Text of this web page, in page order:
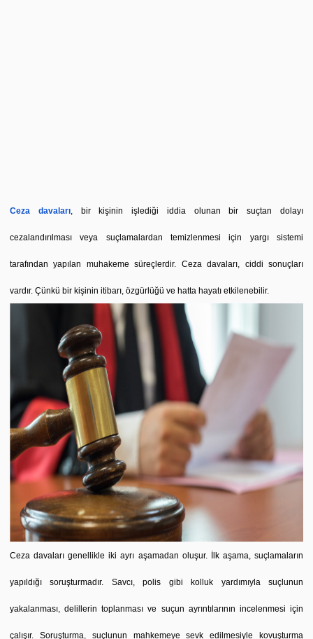
Ceza davaları, bir kişinin işlediği iddia olunan bir suçtan dolayı
cezalandırılması veya suçlamalardan temizlenmesi için yargı sistemi
tarafından yapılan muhakeme süreçlerdir. Ceza davaları, ciddi sonuçları
vardır. Çünkü bir kişinin itibarı, özgürlüğü ve hatta hayatı etkilenebilir.
Ceza davaları genellikle iki ayrı aşamadan oluşur. İlk aşama, suçlamaların
yapıldığı soruşturmadır. Savcı, polis gibi kolluk yardımıyla suçlunun
yakalanması, delillerin toplanması ve suçun ayrıntılarının incelenmesi için
çalışır. Soruşturma, suçlunun mahkemeye sevk edilmesiyle kovuşturma